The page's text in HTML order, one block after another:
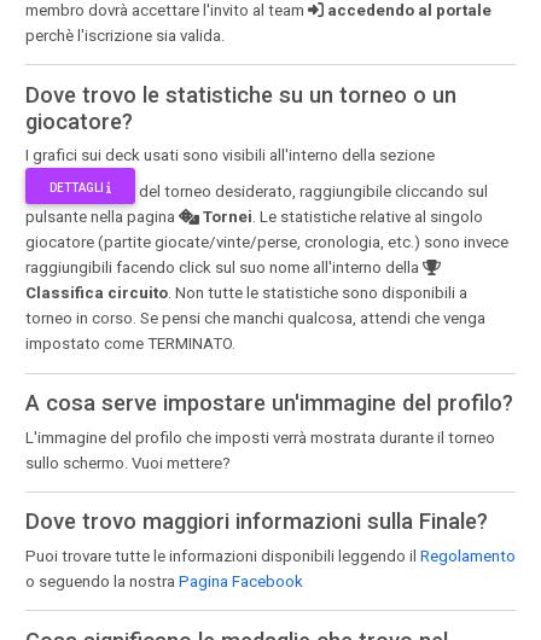
membro dovrà accettare l'invito al team
accedendo al portale
perchè l'iscrizione sia valida.
Dove trovo le statistiche su un torneo o un
giocatore?
I grafici sui deck usati sono visibili all'interno della sezione
DETTAGLI
del torneo desiderato, raggiungibile cliccando sul
pulsante nella pagina
Tornei. Le statistiche relative al singolo
giocatore (partite giocate/vinte/perse, cronologia, etc.) sono invece
raggiungibili facendo click sul suo nome all'interno della
Classifica circuito. Non tutte le statistiche sono disponibili a
torneo in corso. Se pensi che manchi qualcosa, attendi che venga
impostato come TERMINATO.
A cosa serve impostare un'immagine del profilo?
L'immagine del profilo che imposti verrà mostrata durante il torneo
sullo schermo. Vuoi mettere?
Dove trovo maggiori informazioni sulla Finale?
Puoi trovare tutte le informazioni disponibili leggendo il Regolamento
o seguendo la nostra Pagina Facebook